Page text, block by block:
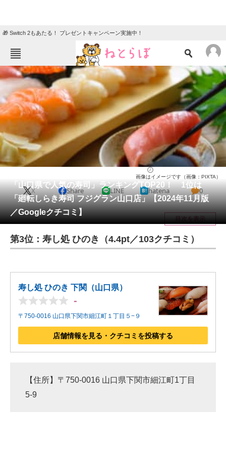
🎁 Switch 2もあたる！ プレゼントキャンペーン実施中！
ねとらぼメニュー
TOP ニュース
エンタメ クイズ
グルメ 地域
住まい 教育・育児
動物 リサーチ
会員記事
メディア
注目記事を集めた総合ページ
ITの今と未来を見通す
進化するPCとデバイスの未来
好きが集まる 比べて選べる
ビジネスと働き方のヒント
企業ITのトレンドを詳説
「山口県で人気の寿司」ランキングTOP20！ 1位は
「廻転しらき寿司 フジグラン山口店」【2024年11月版
／Googleクチコミ】
画像はイメージです（画像：PIXTA）
X Share LINE hatena 0
目次を表示
第3位：寿し処 ひのき（4.4pt／103クチコミ）
寿し処 ひのき 下関（山口県）
-
〒750-0016 山口県下関市細江町１丁目５−９
店舗情報を見る・クチコミを投稿する
【住所】〒750-0016 山口県下関市細江町1丁目
5-9